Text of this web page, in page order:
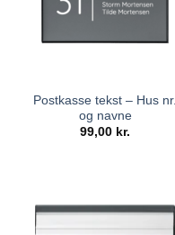
Postkasse tekst – Hus nr.
og navne
99,00 kr.